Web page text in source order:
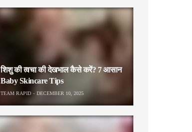
शिशु की त्वचा की देखभाल कैसे करें? 7 आसान
Baby Skincare Tips
TEAM RAPID DECEMBER 10, 2025